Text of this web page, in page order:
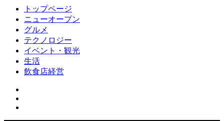
トップページ
ニューオープン
グルメ
テクノロジー
イベント・観光
生活
飲食店経営